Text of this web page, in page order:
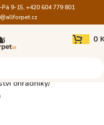
9-15, +420 604 779 801
0
ohradníky